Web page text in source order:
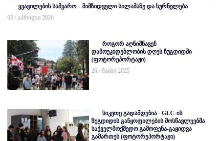
ყვავილების სამყარო – მიმზიდველი სილამაზე და სურნელება
03 / აპრილი 2026
როგორ აღნიშნავენ
დამოუკიდებლობის დღეს ზუგდიდში
(ფოტორეპორტაჟი)
26 / მაისი 2025
სიკეთე გადამდებია - GLC-ის
ზუგდიდის განყოფილების მოსწავლეებმა
საქველმოქმედო გამოფენა-გაყიდვა
გამართეს (ფოტორეპორტაჟი)